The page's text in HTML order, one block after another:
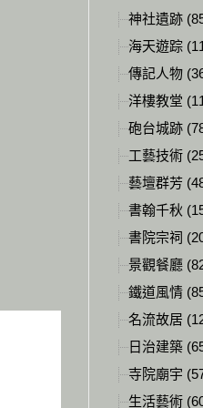
神社遺跡
海天遊踪
傳記人物
洋樓教堂
砲台城跡
工藝技術
藝壇群芳
書翰千秋
書院宗祠
景觀餐廳
鐵道風情
名流故居
日治建築
寺院廟宇
生活藝術